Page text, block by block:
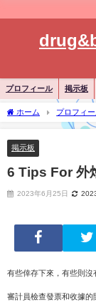
プロフィール 掲示板
ホーム プロフィ
掲示板
6 Tips For 外
2023年6月25日
有些倖存下來，有些則
審計員檢查發票和收據